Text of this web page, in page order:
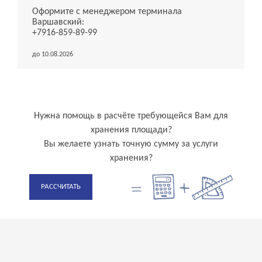
Оформите с менеджером терминала
Варшавский:
+7916-859-89-99
до 10.08.2026
Нужна помощь в расчёте требующейся Вам для
хранения площади?
Вы желаете узнать точную сумму за услуги
хранения?
РАССЧИТАТЬ